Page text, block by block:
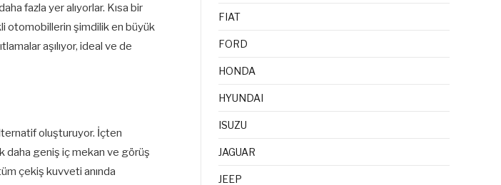
fazla yer alıyorlar. Kısa bir
otomobillerin şimdilik en büyük
aşılıyor, ideal ve de
oluşturuyor. İçten
daha geniş iç mekan ve görüş
çekiş kuvveti anında
FIAT
FORD
HONDA
HYUNDAI
ISUZU
JAGUAR
JEEP